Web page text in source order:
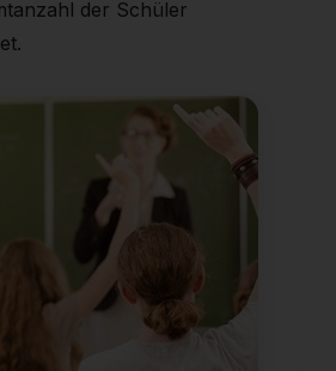
der Schüler